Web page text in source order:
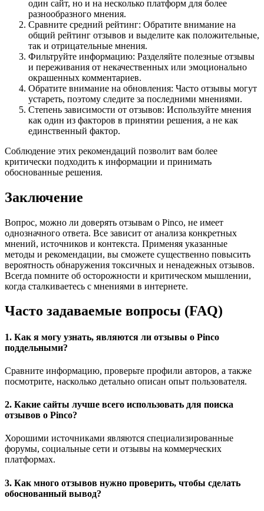
один сайт, но и на несколько платформ для более
разнообразного мнения.
Сравните средний рейтинг: Обратите внимание на
общий рейтинг отзывов и выделите как положительные,
так и отрицательные мнения.
Фильтруйте информацию: Разделяйте полезные отзывы
и переживания от некачественных или эмоционально
окрашенных комментариев.
Обратите внимание на обновления: Часто отзывы могут
устареть, поэтому следите за последними мнениями.
Степень зависимости от отзывов: Используйте мнения
как один из факторов в принятии решения, а не как
единственный фактор.
Соблюдение этих рекомендаций позволит вам более
критически подходить к информации и принимать
обоснованные решения.
Заключение
Вопрос, можно ли доверять отзывам о Pinco, не имеет
однозначного ответа. Все зависит от анализа конкретных
мнений, источников и контекста. Применяя указанные
методы и рекомендации, вы сможете существенно повысить
вероятность обнаружения токсичных и ненадежных отзывов.
Всегда помните об осторожности и критическом мышлении,
когда сталкиваетесь с мнениями в интернете.
Часто задаваемые вопросы (FAQ)
1. Как я могу узнать, являются ли отзывы о Pinco
поддельными?
Сравните информацию, проверьте профили авторов, а также
посмотрите, насколько детально описан опыт пользователя.
2. Какие сайты лучше всего использовать для поиска
отзывов о Pinco?
Хорошими источниками являются специализированные
форумы, социальные сети и отзывы на коммерческих
платформах.
3. Как много отзывов нужно проверить, чтобы сделать
обоснованный вывод?